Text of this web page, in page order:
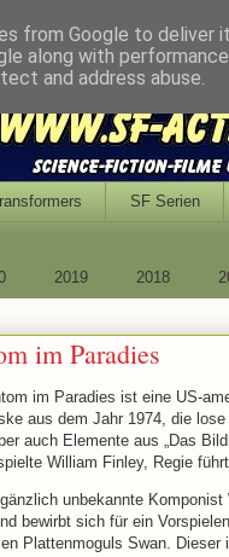
SF Serien
2019 2018
im Paradies
im Paradies ist eine US-
aus dem Jahr 1974, die
auch Elemente aus „Das
William Finley, Regie
unbekannte
bewirbt sich für ein
Plattenmoguls Swan.
from Google to deliver
along with
and address abuse.